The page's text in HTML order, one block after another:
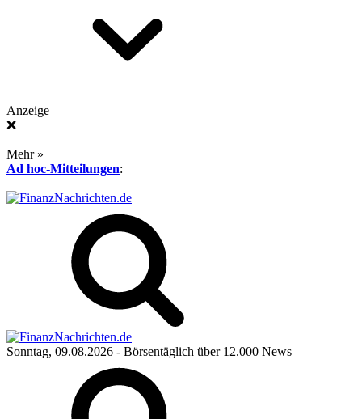
Anzeige
❌
Mehr »
Ad hoc-Mitteilungen:
Sonntag, 09.08.2026 - Börsentäglich über 12.000 News